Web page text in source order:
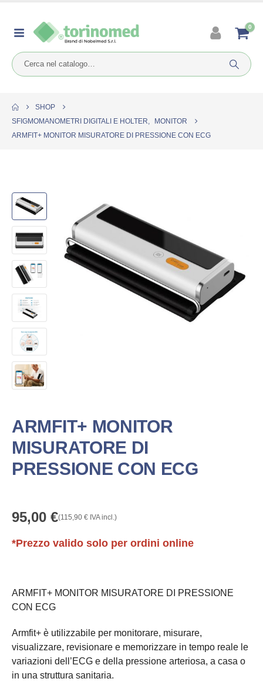
0
SHOP
SFIGMOMANOMETRI DIGITALI E HOLTER,
MONITOR
ARMFIT+ MONITOR MISURATORE DI PRESSIONE CON ECG
ARMFIT+ MONITOR
MISURATORE DI
PRESSIONE CON ECG
95,00 €(115,90 € IVA incl.)
*Prezzo valido solo per ordini online
ARMFIT+ MONITOR MISURATORE DI PRESSIONE
CON ECG
Armfit+ è utilizzabile per monitorare, misurare,
visualizzare, revisionare e memorizzare in tempo reale le
variazioni dell’ECG e della pressione arteriosa, a casa o
in una struttura sanitaria.